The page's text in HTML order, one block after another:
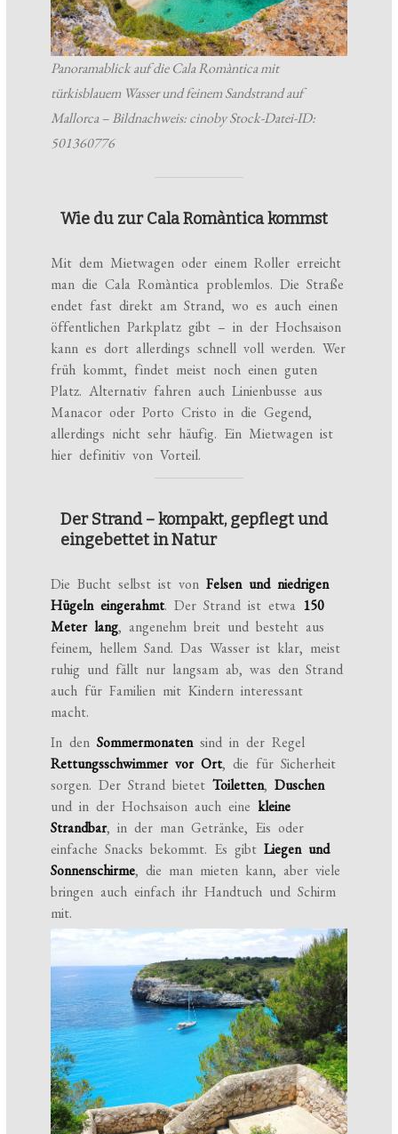
Panoramablick auf die Cala Romàntica mit
türkisblauem Wasser und feinem Sandstrand auf
Mallorca – Bildnachweis: cinoby Stock-Datei-ID:
501360776
Wie du zur Cala Romàntica kommst
Mit dem Mietwagen oder einem Roller erreicht
man die Cala Romàntica problemlos. Die Straße
endet fast direkt am Strand, wo es auch einen
öffentlichen Parkplatz gibt – in der Hochsaison
kann es dort allerdings schnell voll werden. Wer
früh kommt, findet meist noch einen guten
Platz. Alternativ fahren auch Linienbusse aus
Manacor oder Porto Cristo in die Gegend,
allerdings nicht sehr häufig. Ein Mietwagen ist
hier definitiv von Vorteil.
Der Strand – kompakt, gepflegt und
eingebettet in Natur
Die Bucht selbst ist vonFelsen und niedrigen
Hügeln eingerahmt. Der Strand ist etwa 150
Meter lang, angenehm breit und besteht aus
feinem, hellem Sand. Das Wasser ist klar, meist
ruhig und fällt nur langsam ab, was den Strand
auch für Familien mit Kindern interessant
macht.
In denSommermonatensind in der Regel
Rettungsschwimmer vor Ort, die für Sicherheit
sorgen. Der Strand bietetToiletten,Duschen
und in der Hochsaison auch einekleine
Strandbar, in der man Getränke, Eis oder
einfache Snacks bekommt. Es gibtLiegen und
Sonnenschirme, die man mieten kann, aber viele
bringen auch einfach ihr Handtuch und Schirm
mit.